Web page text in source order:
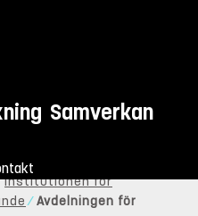
Samverkan
Institutionen för
Avdelningen för